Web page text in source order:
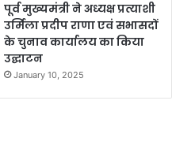
पूर्व मुख्यमंत्री ने अध्यक्ष प्रत्याशी
उर्मिला प्रदीप राणा एवं सभासदों
के चुनाव कार्यालय का किया
उद्घाटन
January 10, 2025